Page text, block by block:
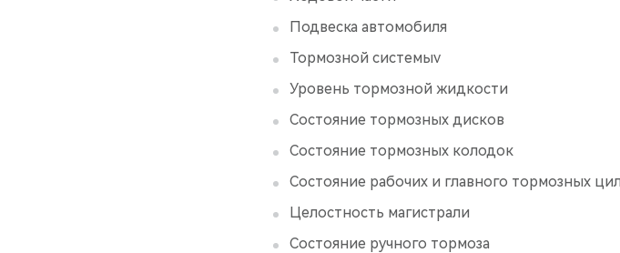
Подвеска автомобиля
Тормозной системыv
Уровень тормозной жидкости
Состояние тормозных дисков
Состояние тормозных колодок
Состояние рабочих и главного тормозных
Целостность магистрали
Состояние ручного тормоза